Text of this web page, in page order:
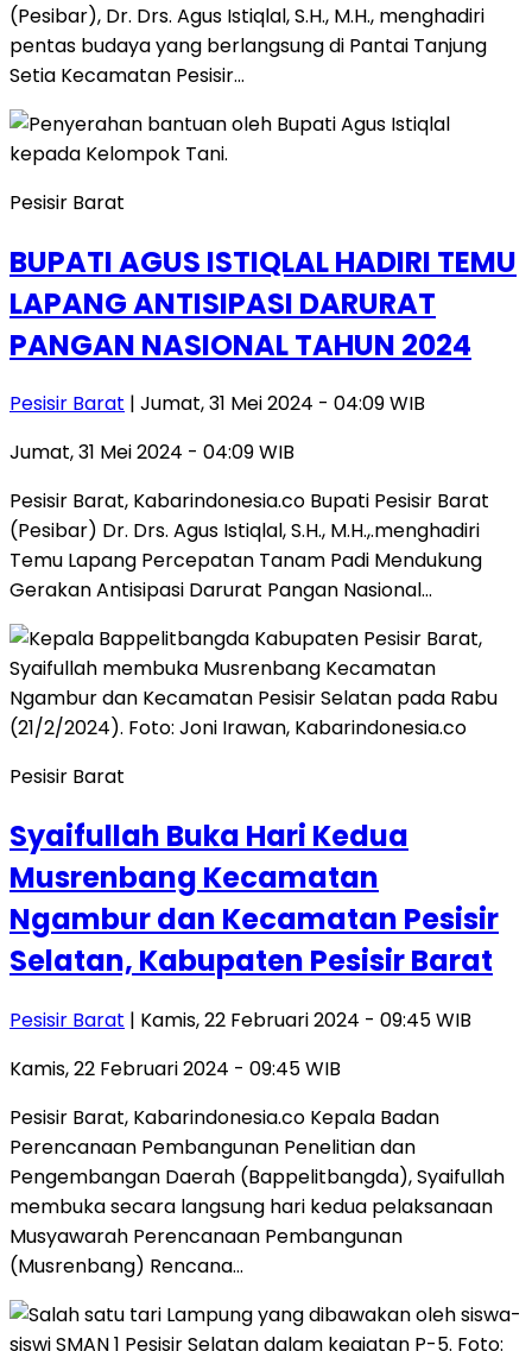
(Pesibar), Dr. Drs. Agus Istiqlal, S.H., M.H., menghadiri
pentas budaya yang berlangsung di Pantai Tanjung
Setia Kecamatan Pesisir…
Pesisir Barat
BUPATI AGUS ISTIQLAL HADIRI TEMU
LAPANG ANTISIPASI DARURAT
PANGAN NASIONAL TAHUN 2024
Pesisir Barat | Jumat, 31 Mei 2024 - 04:09 WIB
Jumat, 31 Mei 2024 - 04:09 WIB
Pesisir Barat, Kabarindonesia.co Bupati Pesisir Barat
(Pesibar) Dr. Drs. Agus Istiqlal, S.H., M.H.,.menghadiri
Temu Lapang Percepatan Tanam Padi Mendukung
Gerakan Antisipasi Darurat Pangan Nasional…
Pesisir Barat
Syaifullah Buka Hari Kedua
Musrenbang Kecamatan
Ngambur dan Kecamatan Pesisir
Selatan, Kabupaten Pesisir Barat
Pesisir Barat | Kamis, 22 Februari 2024 - 09:45 WIB
Kamis, 22 Februari 2024 - 09:45 WIB
Pesisir Barat, Kabarindonesia.co Kepala Badan
Perencanaan Pembangunan Penelitian dan
Pengembangan Daerah (Bappelitbangda), Syaifullah
membuka secara langsung hari kedua pelaksanaan
Musyawarah Perencanaan Pembangunan
(Musrenbang) Rencana…